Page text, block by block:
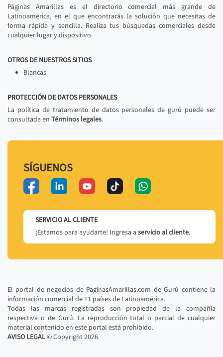
Páginas Amarillas es el directorio comercial más grande de
Latinoamérica, en el que encontrarás la solución que necesitas de
forma rápida y sencilla. Realiza tus búsquedas comerciales desde
cualquier lugar y dispositivo.
OTROS DE NUESTROS SITIOS
Blancas
PROTECCIÓN DE DATOS PERSONALES
La política de tratamiento de datos personales de gurú puede ser
consultada en Términos legales.
SÍGUENOS
SERVICIO AL CLIENTE
¡Estamos para ayudarte! Ingresa a servicio al cliente.
El portal de negocios de PaginasAmarillas.com de Gurú contiene la
información comercial de 11 países de Latinoamérica.
Todas las marcas registradas son propiedad de la compañía
respectiva o de Gurú. La reproducción total o parcial de cualquier
material contenido en este portal está prohibido.
AVISO LEGAL© Copyright2026